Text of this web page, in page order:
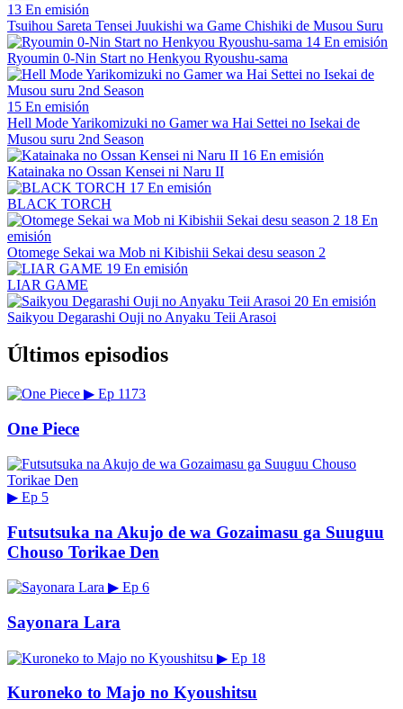
13 En emisión
Tsuihou Sareta Tensei Juukishi wa Game Chishiki de Musou Suru
14 En emisión
Ryoumin 0-Nin Start no Henkyou Ryoushu-sama
15 En emisión
Hell Mode Yarikomizuki no Gamer wa Hai Settei no Isekai de
Musou suru 2nd Season
16 En emisión
Katainaka no Ossan Kensei ni Naru II
17 En emisión
BLACK TORCH
18 En
emisión
Otomege Sekai wa Mob ni Kibishii Sekai desu season 2
19 En emisión
LIAR GAME
20 En emisión
Saikyou Degarashi Ouji no Anyaku Teii Arasoi
Últimos episodios
▶ Ep 1173
One Piece
▶ Ep 5
Futsutsuka na Akujo de wa Gozaimasu ga Suuguu
Chouso Torikae Den
▶ Ep 6
Sayonara Lara
▶ Ep 18
Kuroneko to Majo no Kyoushitsu